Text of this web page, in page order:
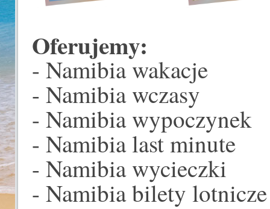
Oferujemy:
- Namibia wakacje
- Namibia wczasy
- Namibia wypoczynek
- Namibia last minute
- Namibia wycieczki
- Namibia bilety lotnicze